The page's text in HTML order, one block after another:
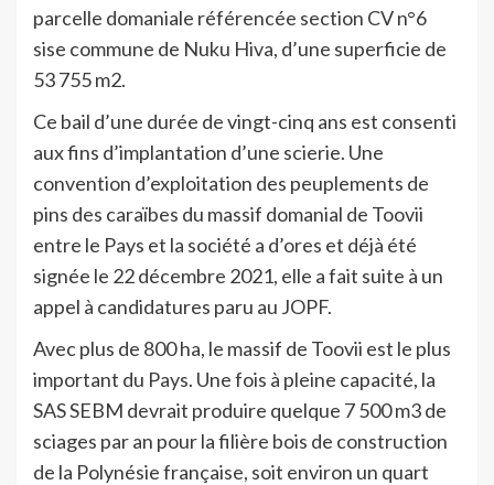
parcelle domaniale référencée section CV n°6
sise commune de Nuku Hiva, d’une superficie de
53 755 m2.
Ce bail d’une durée de vingt-cinq ans est consenti
aux fins d’implantation d’une scierie. Une
convention d’exploitation des peuplements de
pins des caraïbes du massif domanial de Toovii
entre le Pays et la société a d’ores et déjà été
signée le 22 décembre 2021, elle a fait suite à un
appel à candidatures paru au JOPF.
Avec plus de 800 ha, le massif de Toovii est le plus
important du Pays. Une fois à pleine capacité, la
SAS SEBM devrait produire quelque 7 500 m3 de
sciages par an pour la filière bois de construction
de la Polynésie française, soit environ un quart